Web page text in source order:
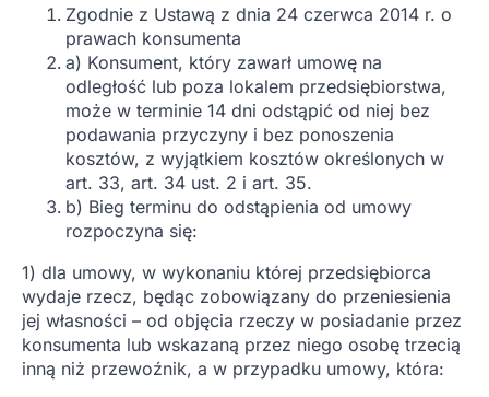
Zgodnie z Ustawą z dnia 24 czerwca 2014 r. o
prawach konsumenta
a) Konsument, który zawarł umowę na
odległość lub poza lokalem przedsiębiorstwa,
może w terminie 14 dni odstąpić od niej bez
podawania przyczyny i bez ponoszenia
kosztów, z wyjątkiem kosztów określonych w
art. 33, art. 34 ust. 2 i art. 35.
b) Bieg terminu do odstąpienia od umowy
rozpoczyna się:
1) dla umowy, w wykonaniu której przedsiębiorca
wydaje rzecz, będąc zobowiązany do przeniesienia
jej własności – od objęcia rzeczy w posiadanie przez
konsumenta lub wskazaną przez niego osobę trzecią
inną niż przewoźnik, a w przypadku umowy, która: